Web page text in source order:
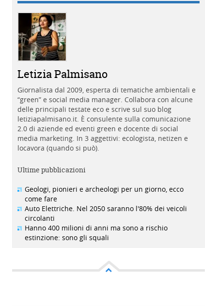
Letizia Palmisano
Giornalista dal 2009, esperta di tematiche ambientali e
“green” e social media manager. Collabora con alcune
delle principali testate eco e scrive sul suo blog
letiziapalmisano.it. È consulente sulla comunicazione
2.0 di aziende ed eventi green e docente di social
media marketing. In 3 aggettivi: ecologista, netizen e
locavora (quando si può).
Ultime pubblicazioni
Geologi, pionieri e archeologi per un giorno, ecco
come fare
Auto Elettriche. Nel 2050 saranno l'80% dei veicoli
circolanti
Hanno 400 milioni di anni ma sono a rischio
estinzione: sono gli squali